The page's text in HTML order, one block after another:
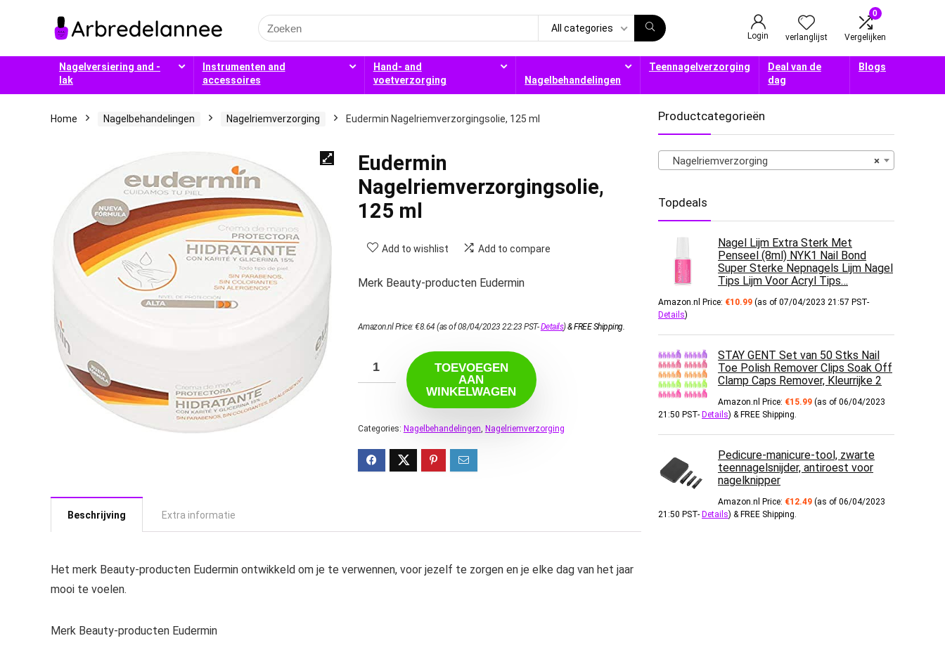
Search
for:
All categories
Login verlanglijst
0
Vergelijken
Nagelversiering and -
lak
Instrumenten and
accessoires
Hand- and
voetverzorging
Nagelbehandelingen
Teennagelverzorging
Deal van de
dag
Blogs
Home Nagelbehandelingen Nagelriemverzorging Eudermin Nagelriemverzorgingsolie, 125 ml
Eudermin
Nagelriemverzorgingsolie,
125 ml
Add to wishlist Add to compare
Merk Beauty-producten Eudermin
Amazon.nl Price:€8.64 (as of 08/04/2023 22:23 PST-Details)&FREE Shipping.
TOEVOEGEN
AAN
WINKELWAGEN
Categories: Nagelbehandelingen, Nagelriemverzorging
Beschrijving Extra informatie
Het merk Beauty-producten Eudermin ontwikkeld om je te verwennen, voor jezelf te zorgen en je elke dag van het jaar
mooi te voelen.
Merk Beauty-producten Eudermin
Productcategorieën
×
Nagelriemverzorging
Topdeals
Nagel Lijm Extra Sterk Met
Penseel (8ml) NYK1 Nail Bond
Super Sterke Nepnagels Lijm Nagel
Tips Lijm Voor Acryl Tips…
Amazon.nl Price: €10.99 (as of 07/04/2023 21:57 PST-
Details)
STAY GENT Set van 50 Stks Nail
Toe Polish Remover Clips Soak Off
Clamp Caps Remover, Kleurrijke 2
Amazon.nl Price: €15.99 (as of 06/04/2023
21:50 PST- Details) & FREE Shipping.
Pedicure-manicure-tool, zwarte
teennagelsnijder, antiroest voor
nagelknipper
Amazon.nl Price: €12.49 (as of 06/04/2023
21:50 PST- Details) & FREE Shipping.